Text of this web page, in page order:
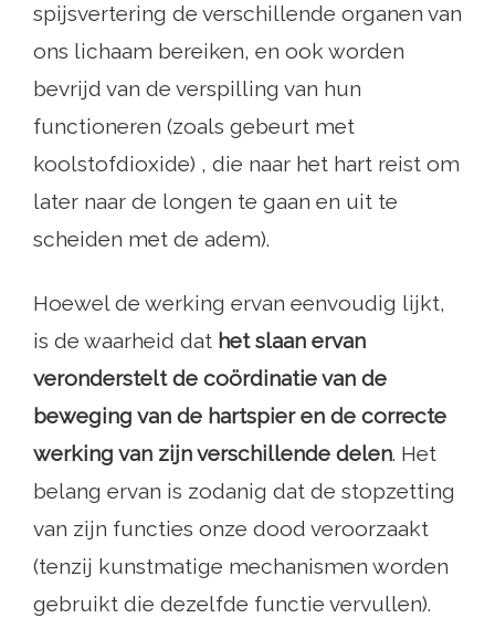
spijsvertering de verschillende organen van
ons lichaam bereiken, en ook worden
bevrijd van de verspilling van hun
functioneren (zoals gebeurt met
koolstofdioxide) , die naar het hart reist om
later naar de longen te gaan en uit te
scheiden met de adem).
Hoewel de werking ervan eenvoudig lijkt,
is de waarheid dat het slaan ervan
veronderstelt de coördinatie van de
beweging van de hartspier en de correcte
werking van zijn verschillende delen. Het
belang ervan is zodanig dat de stopzetting
van zijn functies onze dood veroorzaakt
(tenzij kunstmatige mechanismen worden
gebruikt die dezelfde functie vervullen).